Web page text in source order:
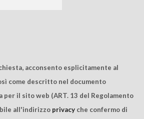
acconsento esplicitamente al
come descritto nel documento
il sito web (ART. 13 del Regolamento
all'indirizzo privacy che confermo di